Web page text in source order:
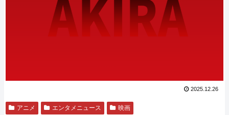
2025.12.26
アニメ エンタメニュース 映画